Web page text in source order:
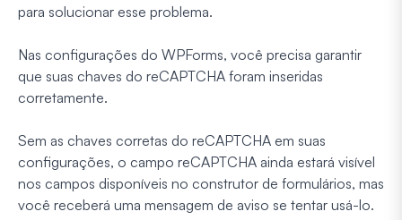
para solucionar esse problema.
Nas configurações do WPForms, você precisa garantir
que suas chaves do reCAPTCHA foram inseridas
corretamente.
Sem as chaves corretas do reCAPTCHA em suas
configurações, o campo reCAPTCHA ainda estará visível
nos campos disponíveis no construtor de formulários, mas
você receberá uma mensagem de aviso se tentar usá-lo.